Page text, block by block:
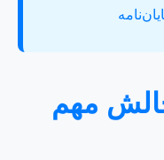
مهم